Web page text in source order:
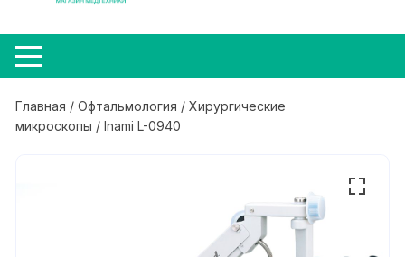
Главная /Офтальмология /Хирургические
микроскопы / Inami L-0940